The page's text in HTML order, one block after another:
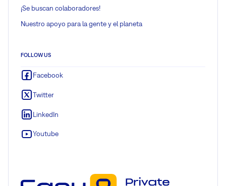
¡Se buscan colaboradores!
Nuestro apoyo para la gente y el planeta
FOLLOW US
Facebook
Twitter
LinkedIn
Youtube